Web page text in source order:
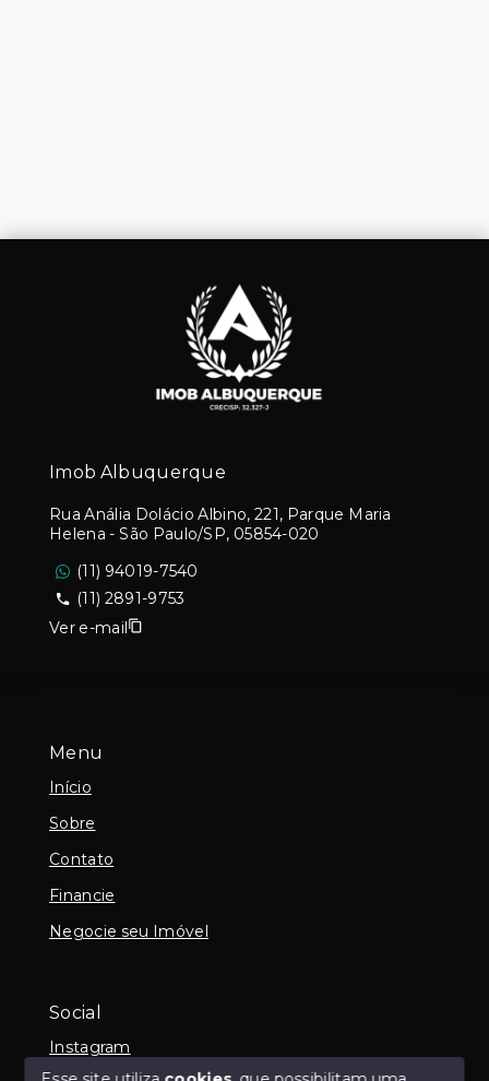
Menu
Início
Sobre
Contato
Financie
Negocie seu Imóvel
Social
Instagram
Imob Albuquerque
Rua Anália Dolácio Albino, 221, Parque Maria
Helena - São Paulo/SP, 05854-020
(11) 94019-7540
(11) 2891-9753
Ver e-mail